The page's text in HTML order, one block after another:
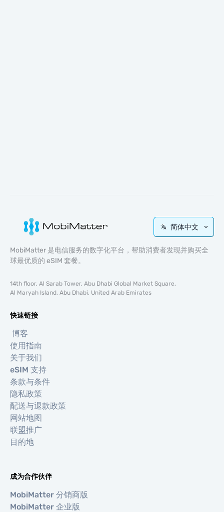
简体中文
MobiMatter 是电信服务的数字化平台，帮助消费者发现并购买全
球最优质的 eSIM 套餐。
14th floor, Al Sarab Tower, Abu Dhabi Global Market Square,
Al Maryah Island, Abu Dhabi, United Arab Emirates
快速链接
博客
使用指南
关于我们
eSIM 支持
条款与条件
隐私政策
配送与退款政策
网站地图
联盟推广
目的地
成为合作伙伴
MobiMatter 分销商版
MobiMatter 企业版